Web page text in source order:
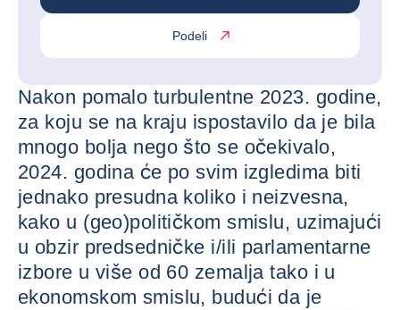
Podeli
Nakon pomalo turbulentne 2023. godine,
za koju se na kraju ispostavilo da je bila
mnogo bolja nego što se očekivalo,
2024. godina će po svim izgledima biti
jednako presudna koliko i neizvesna,
kako u (geo)političkom smislu, uzimajući
u obzir predsedničke i/ili parlamentarne
izbore u više od 60 zemalja tako i u
ekonomskom smislu, budući da je